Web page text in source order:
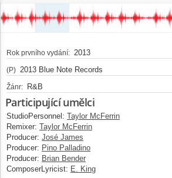
Rok prvního vydání: 2013
(P) 2013 Blue Note Records
Žánr: R&B
Participující umělci
StudioPersonnel: Taylor McFerrin
Remixer: Taylor McFerrin
Producer: José James
Producer: Pino Palladino
Producer: Brian Bender
ComposerLyricist: E. King